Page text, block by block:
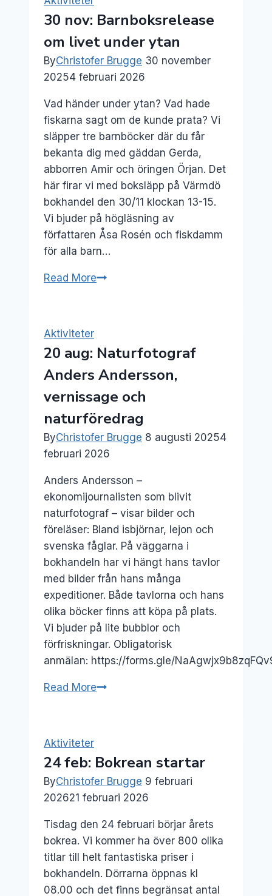
30 nov: Barnboksrelease
om livet under ytan
ByChristofer Brugge 30 november
20254 februari 2026
Vad händer under ytan? Vad hade
fiskarna sagt om de kunde prata? Vi
släpper tre barnböcker där du får
bekanta dig med gäddan Gerda,
abborren Amir och öringen Örjan. Det
här firar vi med boksläpp på Värmdö
bokhandel den 30/11 klockan 13-15.
Vi bjuder på högläsning av
författaren Åsa Rosén och fiskdamm
för alla barn…
Read More30
under
ytan
Aktiviteter
20 aug: Naturfotograf
Anders Andersson,
vernissage och
naturföredrag
ByChristofer Brugge 8 augusti 20254
februari 2026
Anders Andersson –
ekonomijournalisten som blivit
naturfotograf – visar bilder och
föreläser: Bland isbjörnar, lejon och
svenska fåglar. På väggarna i
bokhandeln har vi hängt hans tavlor
med bilder från hans många
expeditioner. Både tavlorna och hans
olika böcker finns att köpa på plats.
Vi bjuder på lite bubblor och
förfriskningar. Obligatorisk
anmälan: https://forms.gle/
Read More20
vernissage
och
naturföredrag
Aktiviteter
24 feb: Bokrean startar
ByChristofer Brugge 9 februari
202621 februari 2026
Tisdag den 24 februari börjar årets
bokrea. Vi kommer ha över 800 olika
titlar till helt fantastiska priser i
bokhandeln. Dörrarna öppnas kl
08.00 och det finns begränsat antal